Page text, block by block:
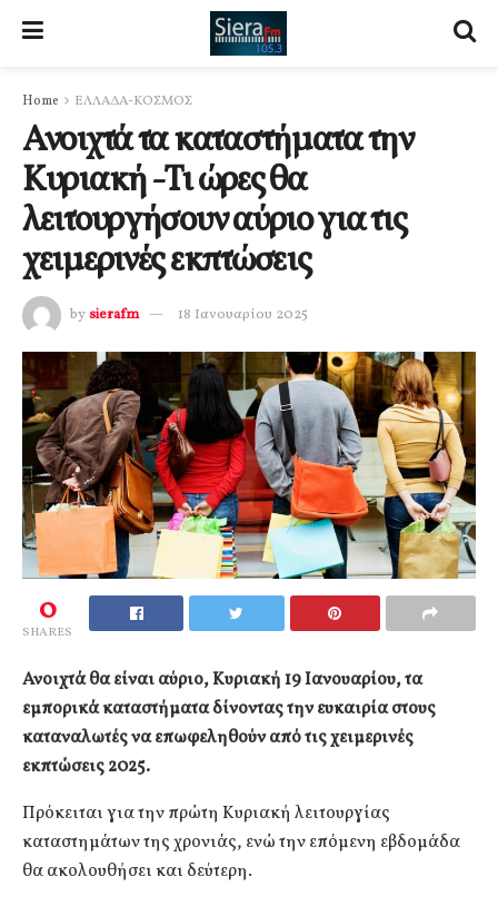
Home ΕΛΛΑΔΑ-ΚΟΣΜΟΣ
Ανοιχτά τα καταστήματα την
Κυριακή -Τι ώρες θα
λειτουργήσουν αύριο για τις
χειμερινές εκπτώσεις
by sierafm 18 Ιανουαρίου 2025
0
SHARES
Ανοιχτά θα είναι αύριο, Κυριακή 19 Ιανουαρίου, τα
εμπορικά καταστήματα δίνοντας την ευκαιρία στους
καταναλωτές να επωφεληθούν από τις χειμερινές
εκπτώσεις 2025.
Πρόκειται για την πρώτη Κυριακή λειτουργίας
καταστημάτων της χρονιάς, ενώ την επόμενη εβδομάδα
θα ακολουθήσει και δεύτερη.